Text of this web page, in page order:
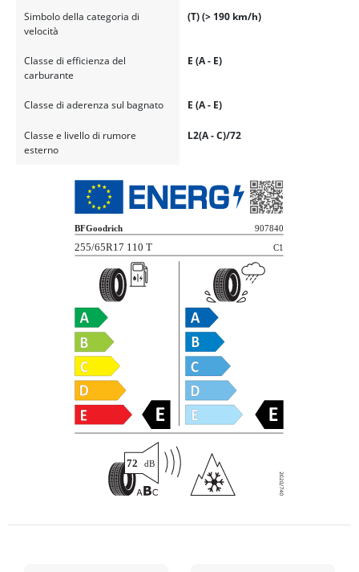
Simbolo della categoria di
velocità
(T) (> 190 km/h)
Classe di efficienza del
carburante
E (A - E)
Classe di aderenza sul bagnato E (A - E)
Classe e livello di rumore
esterno
L2(A - C)/72